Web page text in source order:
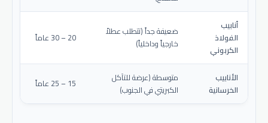
أنابيب
الفولاذ
الكربوني
ضعيفة جداً (تتطلب عطلاً
خارجياً وداخلياً)
20 – 30 عاماً
الأنابيب
الخرسانية
متوسطة (عرضة للتآكل
الكبريتي في الجنوب)
15 – 25 عاماً